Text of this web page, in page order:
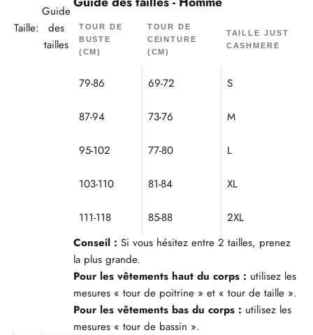
Taille:
Guide
des
tailles
TOUR DE
BUSTE
(CM)
TOUR DE
CEINTURE
(CM)
TAILLE JUST
CASHMERE
79-86 69-72 S
87-94 73-76 M
95-102 77-80 L
103-110 81-84 XL
111-118 85-88
2XL
Conseil : Si vous hésitez entre 2 tailles, prenez
la plus grande.
Pour les vêtements haut du corps : utilisez les
mesures « tour de poitrine » et « tour de taille ».
Pour les vêtements bas du corps : utilisez les
mesures « tour de bassin ».